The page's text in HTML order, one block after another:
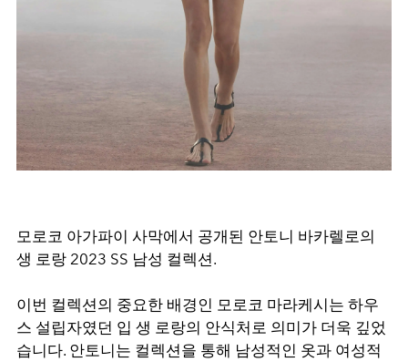
모로코 아가파이 사막에서 공개된 안토니 바카렐로의
생 로랑 2023 SS 남성 컬렉션.
이번 컬렉션의 중요한 배경인 모로코 마라케시는 하우
스 설립자였던 입 생 로랑의 안식처로 의미가 더욱 깊었
습니다. 안토니는 컬렉션을 통해 남성적인 옷과 여성적